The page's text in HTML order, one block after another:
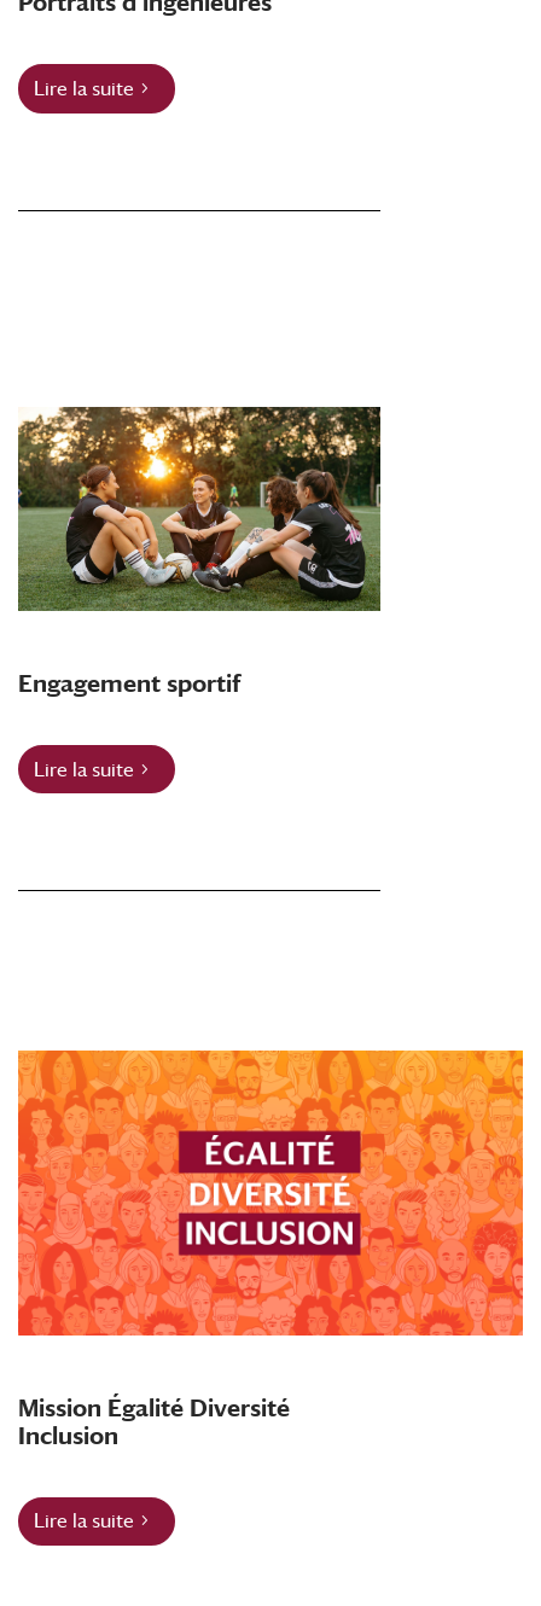
Lire la suite
Engagement sportif
Lire la suite
Mission Égalité Diversité
Inclusion
Lire la suite